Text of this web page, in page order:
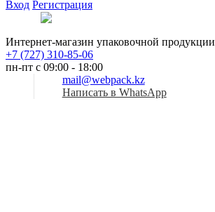
Вход Регистрация
Интернет-магазин упаковочной продукции
+7 (727) 310-85-06
пн-пт с 09:00 - 18:00
mail@webpack.kz
Написать в WhatsApp